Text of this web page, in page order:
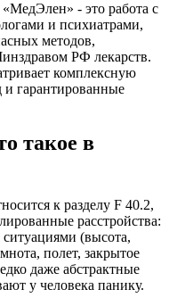
- это работа с
и психиатрами,
методов,
РФ лекарств.
комплексную
гарантированные
такое в
к разделу F 40.2,
расстройства:
(высота,
полет, закрытое
даже абстрактные
у человека панику.